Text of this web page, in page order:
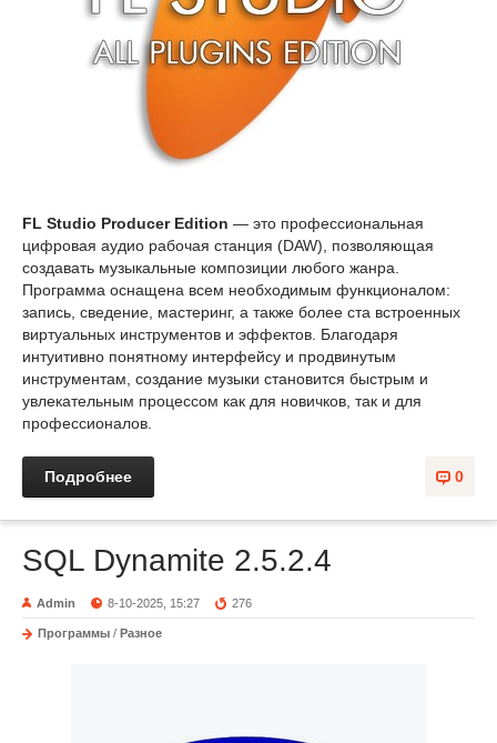
FL Studio Producer Edition — это профессиональная
цифровая аудио рабочая станция (DAW), позволяющая
создавать музыкальные композиции любого жанра.
Программа оснащена всем необходимым функционалом:
запись, сведение, мастеринг, а также более ста встроенных
виртуальных инструментов и эффектов. Благодаря
интуитивно понятному интерфейсу и продвинутым
инструментам, создание музыки становится быстрым и
увлекательным процессом как для новичков, так и для
профессионалов.
0
Подробнее
SQL Dynamite 2.5.2.4
Admin 8-10-2025, 15:27 276
Программы / Разное